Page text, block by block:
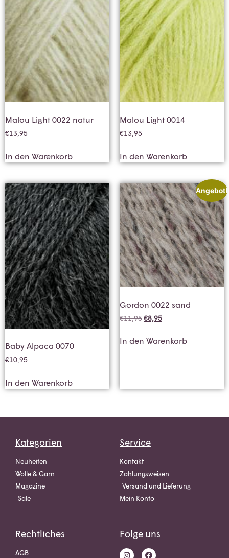
Malou Light 0022 natur
€13,95
In den Warenkorb
Malou Light 0014
€13,95
In den Warenkorb
Baby Alpaca 0070
€10,95
In den Warenkorb
Angebot!
Gordon 0022 sand
€11,95€8,95
In den Warenkorb
Kategorien
Neuheiten
Wolle & Garn
Magazine
Sale
Service
Kontakt
Zahlungsweisen
Versand und Lieferung
Mein Konto
Rechtliches
AGB
Folge uns